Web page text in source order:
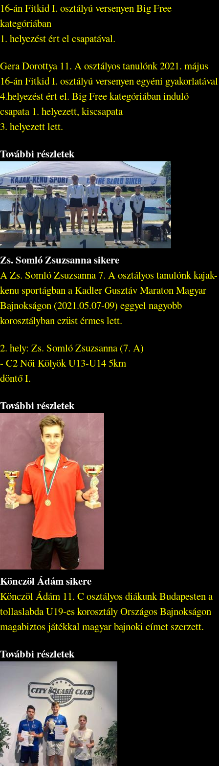
16-án Fitkid I. osztályú versenyen Big Free
kategóriában
1. helyezést ért el csapatával.
Gera Dorottya 11. A osztályos tanulónk 2021. május
16-án Fitkid I. osztályú versenyen egyéni gyakorlatával
4.helyezést ért el. Big Free kategóriában induló
csapata 1. helyezett, kiscsapata
3. helyezett lett.
További részletek
Zs. Somló Zsuzsanna sikere
A Zs. Somló Zsuzsanna 7. A osztályos tanulónk kajak-
kenu sportágban a Kadler Gusztáv Maraton Magyar
Bajnokságon (2021.05.07-09) eggyel nagyobb
korosztályban ezüst érmes lett.
2. hely: Zs. Somló Zsuzsanna (7. A)
- C2 Női Kölyök U13-U14 5km
döntő I.
További részletek
Könczöl Ádám sikere
Könczöl Ádám 11. C osztályos diákunk Budapesten a
tollaslabda U19-es korosztály Országos Bajnokságon
magabiztos játékkal magyar bajnoki címet szerzett.
További részletek